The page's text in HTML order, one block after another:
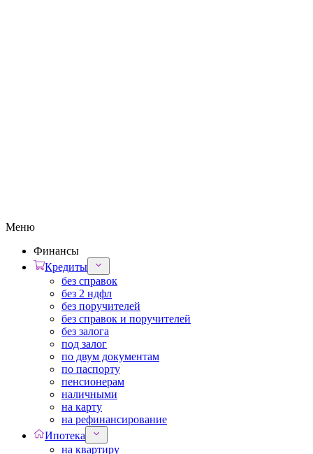
Меню
Финансы
Кредиты
без справок
без 2 ндфл
без поручителей
без справок и поручителей
без залога
под залог
по двум документам
по паспорту
пенсионерам
наличными
на карту
на рефинансирование
Ипотека
на квартиру